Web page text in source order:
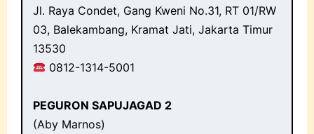
Jl. Raya Condet, Gang Kweni No.31, RT 01/RW
03, Balekambang, Kramat Jati, Jakarta Timur
13530
0812-1314-5001
PEGURON SAPUJAGAD 2
(Aby Marnos)